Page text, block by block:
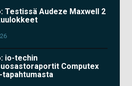
Testissä Audeze Maxwell 2
io-techin
Computex
tapahtumasta